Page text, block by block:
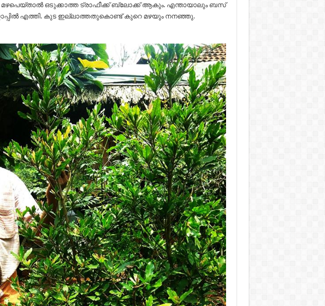
ഒടുക്കാത്ത ട്രാഫീക്ക് ബ്ലോക്ക് ആകും. എന്തായാലും ബസ്
എത്തി. കുട ഇല്ലാത്തതുകൊണ്ട് കുറെ മഴയും നനഞ്ഞു.